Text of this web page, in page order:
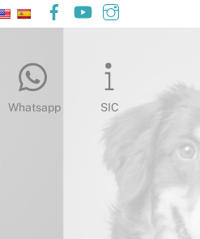
Facebook
YouTube
Whatsapp SIC